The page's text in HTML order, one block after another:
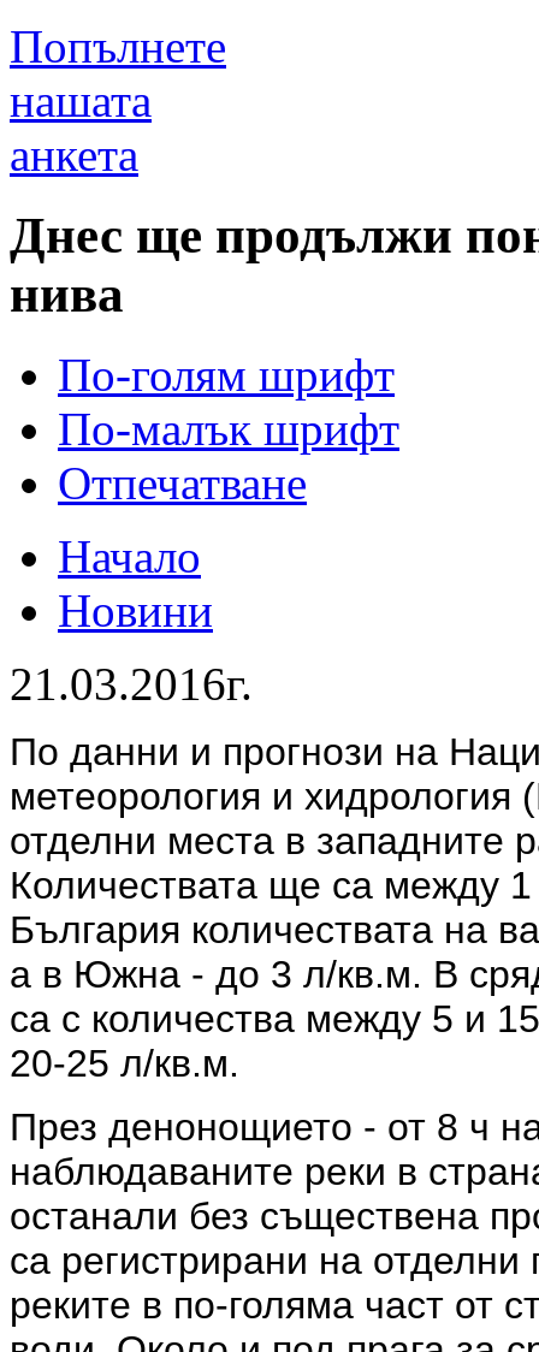
Попълнете
нашата
анкета
Днес ще продължи
нива
По-голям шрифт
По-малък шрифт
Отпечатване
Начало
Новини
21.03.2016г.
По данни и прогнози на
метеорология и
отделни места в
Количествата ще са между
България количествата на
а в Южна - до 3 л/кв.м. В
са с количества между 5 и
20-25 л/кв.м.
През денонощието - от 8 ч
наблюдаваните реки в
останали без съществена
са регистрирани на
реките в по-голяма част от